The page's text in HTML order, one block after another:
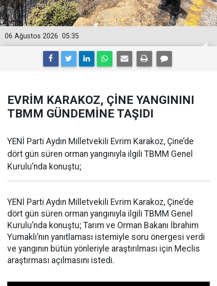
05:35
06 Ağustos 2026
EVRİM KARAKOZ, ÇİNE YANGININI
TBMM GÜNDEMİNE TAŞIDI
YENİ Parti Aydın Milletvekili Evrim Karakoz, Çine’de
dört gün süren orman yangınıyla ilgili TBMM Genel
Kurulu’nda konuştu;
YENİ Parti Aydın Milletvekili Evrim Karakoz, Çine’de
dört gün süren orman yangınıyla ilgili TBMM Genel
Kurulu’nda konuştu; Tarım ve Orman Bakanı İbrahim
Yumaklı’nın yanıtlaması istemiyle soru önergesi verdi
ve yangının bütün yönleriyle araştırılması için Meclis
araştırması açılmasını istedi.